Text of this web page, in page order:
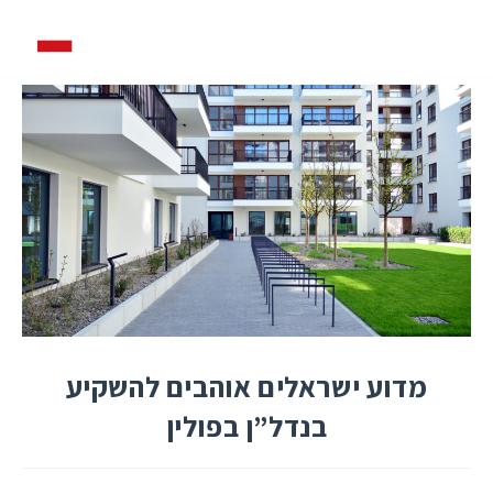
מדוע ישראלים אוהבים להשקיע
בנדל”ן בפולין